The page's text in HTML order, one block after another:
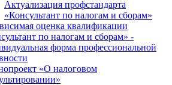
Актуализация профстандарта
«Консультант по налогам и сборам»
оценка квалификации
по налогам и сборам» -
форма профессиональной
«О налоговом